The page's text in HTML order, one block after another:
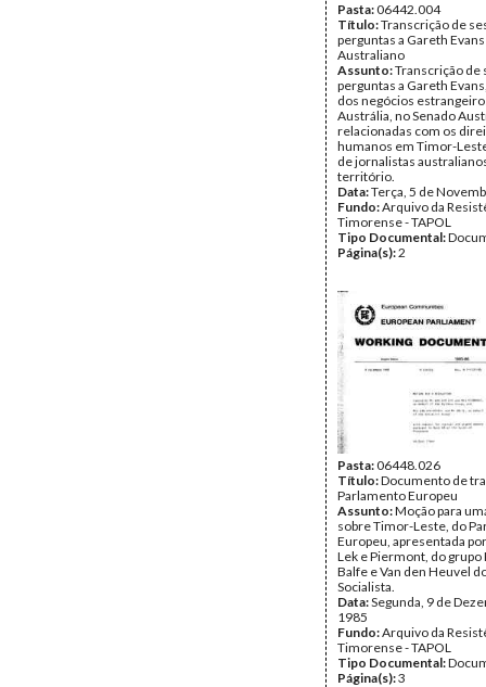
Pasta:06442.004
Título:Transcrição de
perguntas a Gareth
Australiano
Assunto:Transcrição de
perguntas a Gareth
dos negócios
Austrália, no Senado
relacionadas com os
humanos em Timor-
de jornalistas
território.
Data:Terça, 5 de
Fundo:Arquivo da
Timorense - TAPOL
Tipo Documental:
Página(s):2
Pasta:06448.026
Título:Documento de
Parlamento Europeu
Assunto:Moção para
sobre Timor-Leste, do
Europeu, apresentada
Lek e Piermont, do grupo
Balfe e Van den Heuvel
Socialista.
Data:Segunda, 9 de
1985
Fundo:Arquivo da
Timorense - TAPOL
Tipo Documental:
Página(s):3